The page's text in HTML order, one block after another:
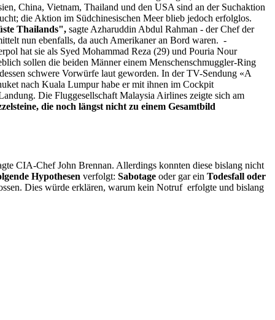
China, Vietnam, Thailand und den USA sind an der Suchaktion
die Aktion im Südchinesischen Meer blieb jedoch erfolglos.
Thailands", sagte Azharuddin Abdul Rahman - der Chef der
nun ebenfalls, da auch Amerikaner an Bord waren. -
hat sie als Syed Mohammad Reza (29) und Pouria Nour
sollen die beiden Männer einem Menschenschmuggler-Ring
schwere Vorwürfe laut geworden. In der TV-Sendung «A
nach Kuala Lumpur habe er mit ihnen im Cockpit
Die Fluggesellschaft Malaysia Airlines zeigte sich am
die noch längst nicht zu einem Gesamtbild
CIA-Chef John Brennan. Allerdings konnten diese bislang nicht
Hypothesen verfolgt: Sabotage oder gar ein Todesfall oder
Dies würde erklären, warum kein Notruf erfolgte und bislang